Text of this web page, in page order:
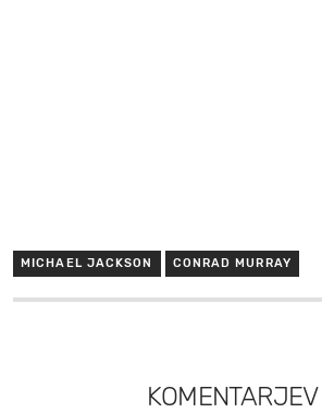
MICHAEL JACKSON CONRAD MURRAY
KOMENTARJEV